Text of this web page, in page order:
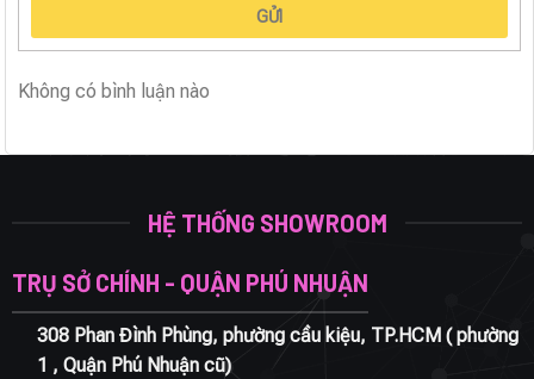
GỬI
Không có bình luận nào
HỆ THỐNG SHOWROOM
TRỤ SỞ CHÍNH - QUẬN PHÚ NHUẬN
308 Phan Đình Phùng, phường cầu kiệu, TP.HCM ( phường
1 , Quận Phú Nhuận cũ)